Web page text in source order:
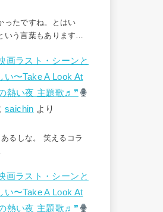
ったですね。とはい
いう言葉もあります…
画ラスト・シーンと
〜Take A Look At
熱い夜 主題歌♬❞
saichin より
るしな。 笑えるコラ
画ラスト・シーンと
〜Take A Look At
熱い夜 主題歌♬❞